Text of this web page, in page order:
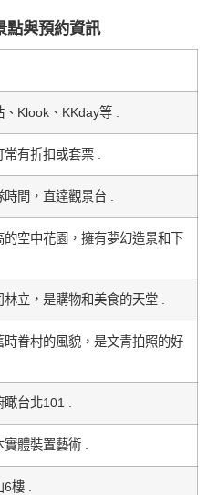
點與預約資訊
Klook、KKday等 .
有折扣或套票 .
間，直達觀景台 .
的空中花園，擁有夢幻造景和下
林立，是購物和美食的天堂 .
時眷村的風貌，是文青拍照的好
台北101 .
體裝置藝術 .
樓 .